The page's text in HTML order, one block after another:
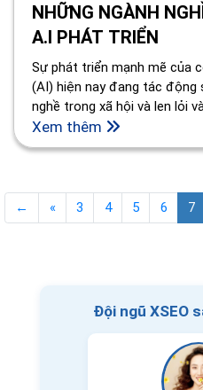
NHỮNG NGÀNH
A.I PHÁT TRIỂN
Sự phát triển mạnh mẽ của
(AI) hiện nay đang tác động
nghề trong xã hội và len lỏi
đặc biệt là những ngành
sống hàng ngày.
Xem thêm
← « 3 4 5 6 7
Đội ngũ XSEO